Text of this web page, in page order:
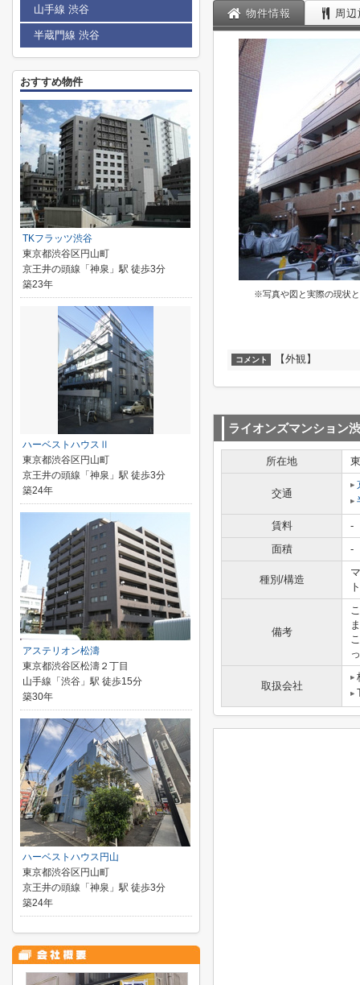
物件情報 周
※写真や図と実際の現状
コメント 【外観】
ライオンズマンション
所在地
交通
賃料
-
面積
-
種別/構造
ト
備考
取扱会社
山手線 渋谷
半蔵門線 渋谷
おすすめ物件
TKフラッツ渋谷
東京都渋谷区円山町
京王井の頭線「神泉」駅 徒歩3分
築23年
ハーベストハウスⅡ
東京都渋谷区円山町
京王井の頭線「神泉」駅 徒歩3分
築24年
アステリオン松濤
東京都渋谷区松濤２丁目
山手線「渋谷」駅 徒歩15分
築30年
ハーベストハウス円山
東京都渋谷区円山町
京王井の頭線「神泉」駅 徒歩3分
築24年